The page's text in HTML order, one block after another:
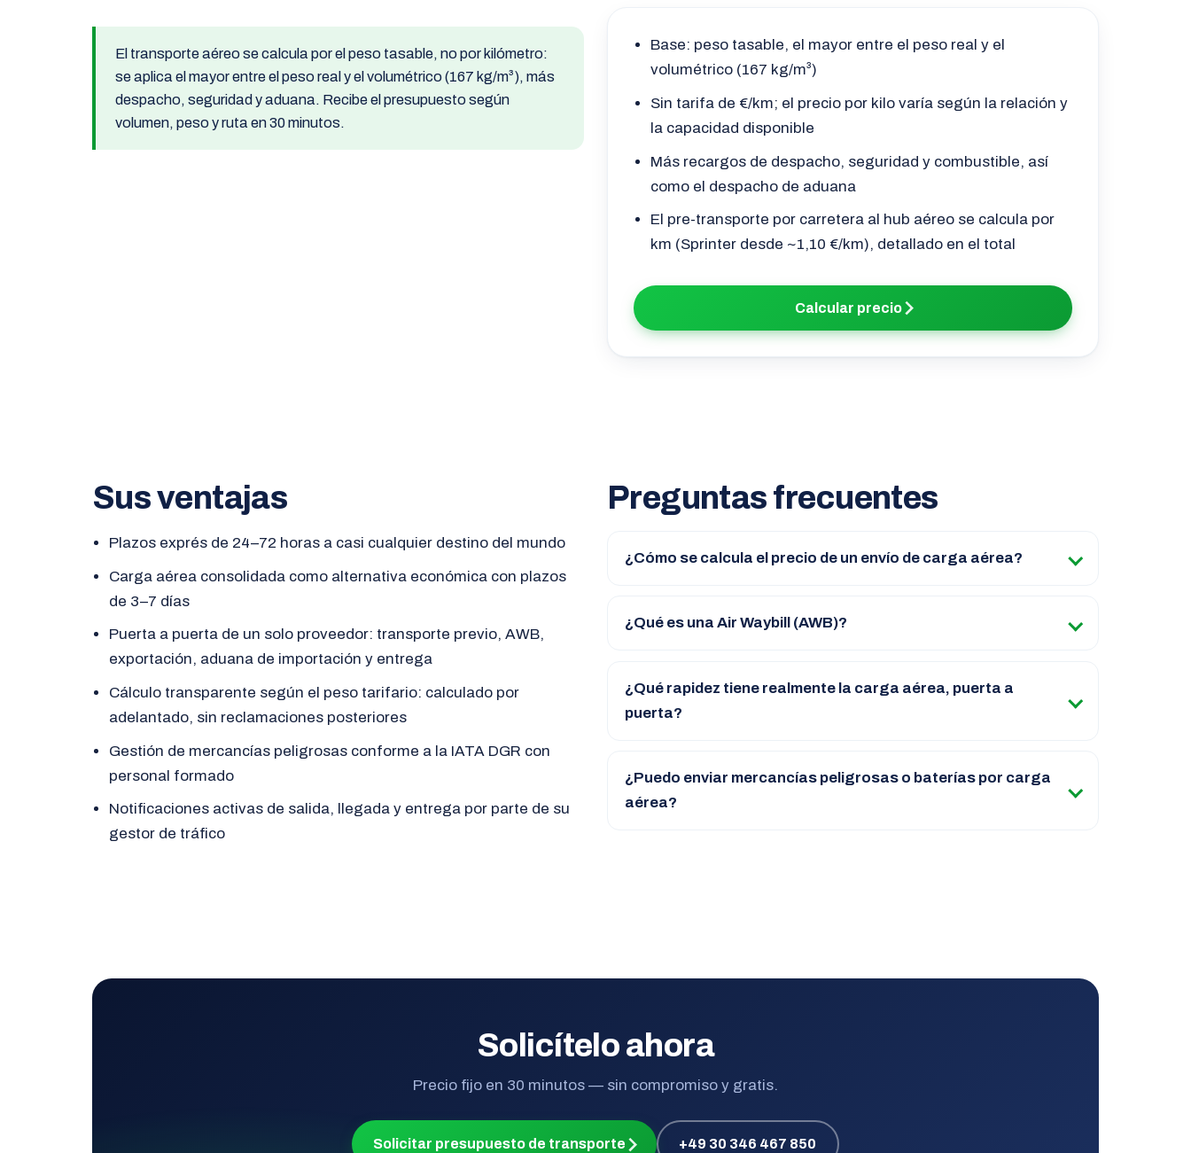
El transporte aéreo se calcula por el peso tasable, no por kilómetro:
se aplica el mayor entre el peso real y el volumétrico (167 kg/m³), más
despacho, seguridad y aduana. Recibe el presupuesto según
volumen, peso y ruta en 30 minutos.
Base: peso tasable, el mayor entre el peso real y el
volumétrico (167 kg/m³)
Sin tarifa de €/km; el precio por kilo varía según la relación y
la capacidad disponible
Más recargos de despacho, seguridad y combustible, así
como el despacho de aduana
El pre-transporte por carretera al hub aéreo se calcula por
km (Sprinter desde ~1,10 €/km), detallado en el total
Calcular precio
Sus ventajas
Plazos exprés de 24–72 horas a casi cualquier destino del mundo
Carga aérea consolidada como alternativa económica con plazos
de 3–7 días
Puerta a puerta de un solo proveedor: transporte previo, AWB,
exportación, aduana de importación y entrega
Cálculo transparente según el peso tarifario: calculado por
adelantado, sin reclamaciones posteriores
Gestión de mercancías peligrosas conforme a la IATA DGR con
personal formado
Notificaciones activas de salida, llegada y entrega por parte de su
gestor de tráfico
Preguntas frecuentes
¿Cómo se calcula el precio de un envío de carga aérea?
¿Qué es una Air Waybill (AWB)?
¿Qué rapidez tiene realmente la carga aérea, puerta a
puerta?
¿Puedo enviar mercancías peligrosas o baterías por carga
aérea?
Solicítelo ahora
Precio fijo en 30 minutos — sin compromiso y gratis.
Solicitar presupuesto de transporte +49 30 346 467 850